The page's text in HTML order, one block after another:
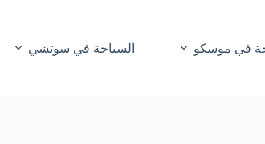
في موسكو السياحة في سوتشي